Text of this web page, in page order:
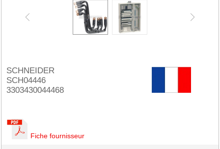
SCHNEIDER
SCH04446
3303430044468
Fiche fournisseur